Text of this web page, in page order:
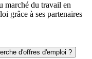
marché du travail en
grâce à ses partenaires
d'offres d'emploi ?